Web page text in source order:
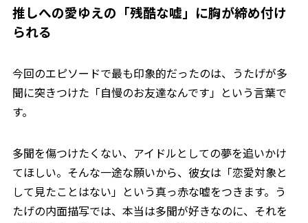
推しへの愛ゆえの「残酷な嘘」に胸が締め付け
られる
今回のエピソードで最も印象的だったのは、うたげが多
聞に突きつけた「自慢のお友達なんです」という言葉で
す。
多聞を傷つけたくない、アイドルとしての夢を追いかけ
てほしい。そんな一途な願いから、彼女は「恋愛対象と
して見たことはない」という真っ赤な嘘をつきます。う
たげの内面描写では、本当は多聞が好きなのに、それを